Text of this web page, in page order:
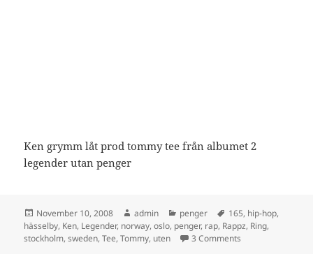
Ken grymm låt prod tommy tee från albumet 2
legender utan penger
Posted
on
November 10, 2008 Author
admin Categories
penger Tags
165, hip-hop,
hässelby, Ken, Legender, norway,oslo, penger, rap, Rappz, Ring,
stockholm,sweden,Tee,Tommy, uten 3 Comments